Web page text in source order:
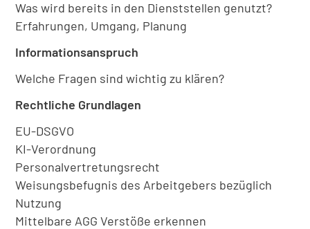
Was wird bereits in den Dienststellen genutzt?
Erfahrungen, Umgang, Planung
Informationsanspruch
Welche Fragen sind wichtig zu klären?
Rechtliche Grundlagen
EU-DSGVO
KI-Verordnung
Personalvertretungsrecht
Weisungsbefugnis des Arbeitgebers bezüglich
Nutzung
Mittelbare AGG Verstöße erkennen